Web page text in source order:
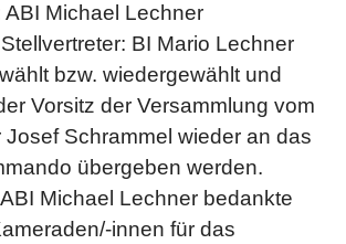
Michael Lechner
BI Mario Lechner
bzw. wiedergewählt und
Vorsitz der Versammlung vom
Josef Schrammel wieder an das
übergeben werden.
Michael Lechner bedankte
innen für das